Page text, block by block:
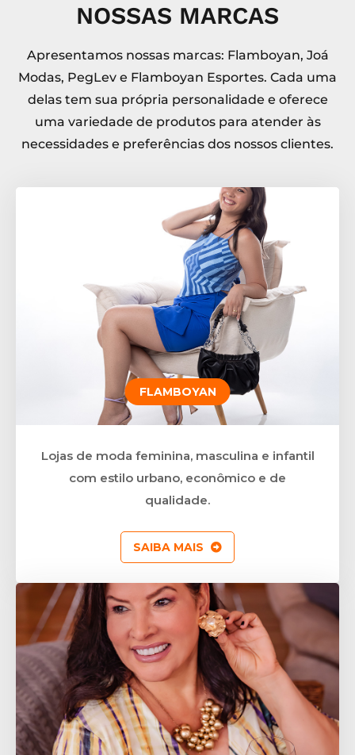
NOSSAS MARCAS
Apresentamos nossas marcas: Flamboyan, Joá
Modas, PegLev e Flamboyan Esportes. Cada uma
delas tem sua própria personalidade e oferece
uma variedade de produtos para atender às
necessidades e preferências dos nossos clientes.
FLAMBOYAN
Lojas de moda feminina, masculina e infantil
com estilo urbano, econômico e de
qualidade.
SAIBA MAIS